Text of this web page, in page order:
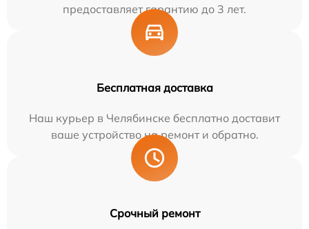
предоставляет гарантию до 3 лет.
Бесплатная доставка
Наш курьер в Челябинске бесплатно доставит
ваше устройство на ремонт и обратно.
Срочный ремонт